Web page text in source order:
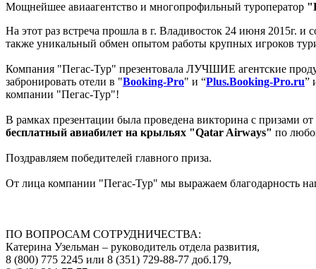
Мощнейшее авиаагентство и многопрофильный туроператор
На этот раз встреча прошла в г. Владивосток 24 июня 2015г.
также уникальный обмен опытом работы крупных игроков
Компания "Пегас-Тур" презентовала ЛУЧШИЕ агентские
забронировать отели в "Booking-Pro" и “Plus.Booking-Pro.ru”
компании "Пегас-Тур"!
В рамках презентации была проведена викторина с призами
бесплатный авиабилет на крыльях "Qatar Airways" по
Поздравляем победителей главного приза.
От лица компании "Пегас-Тур" мы выражаем благодарность
ПО ВОПРОСАМ СОТРУДНИЧЕСТВА:
Катерина Узельман – руководитель отдела развития,
8 (800) 775 2245 или 8 (351) 729-88-77 доб.179,